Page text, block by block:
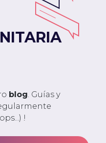
blog . Guías y
!